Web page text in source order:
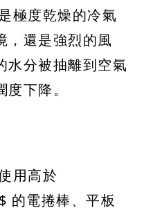
極度乾燥的冷氣
，還是強烈的風
水分被抽離到空氣
下降。
用高於
電捲棒、平板